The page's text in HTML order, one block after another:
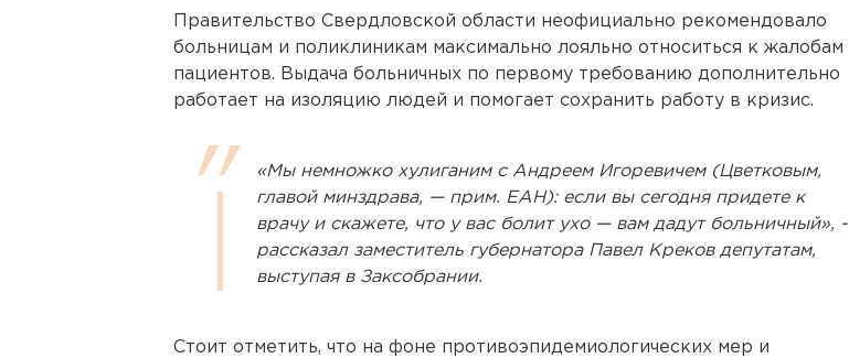
Правительство Свердловской области неофициально рекомендовало
больницам и поликлиникам максимально лояльно относиться к жалобам
пациентов. Выдача больничных по первому требованию дополнительно
работает на изоляцию людей и помогает сохранить работу в кризис.
«Мы немножко хулиганим с Андреем Игоревичем (Цветковым,
главой минздрава, — прим. ЕАН): если вы сегодня придете к
врачу и скажете, что у вас болит ухо — вам дадут больничный», -
рассказал заместитель губернатора Павел Креков депутатам,
выступая в Заксобрании.
Стоит отметить, что на фоне противоэпидемиологических мер и